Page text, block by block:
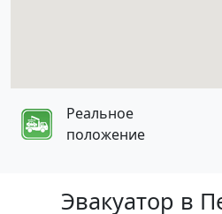
Реальное
положение
Эвакуатор в